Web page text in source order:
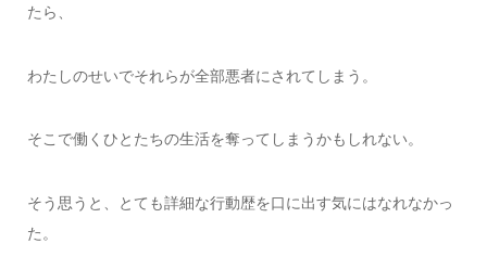
たら、
わたしのせいでそれらが全部悪者にされてしまう。
そこで働くひとたちの生活を奪ってしまうかもしれない。
そう思うと、とても詳細な行動歴を口に出す気にはなれなかっ
た。